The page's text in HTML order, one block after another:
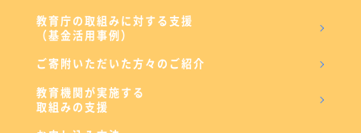
教育庁の取組みに対する支援
（基金活用事例）
ご寄附いただいた方々のご紹介
教育機関が実施する
取組みの支援